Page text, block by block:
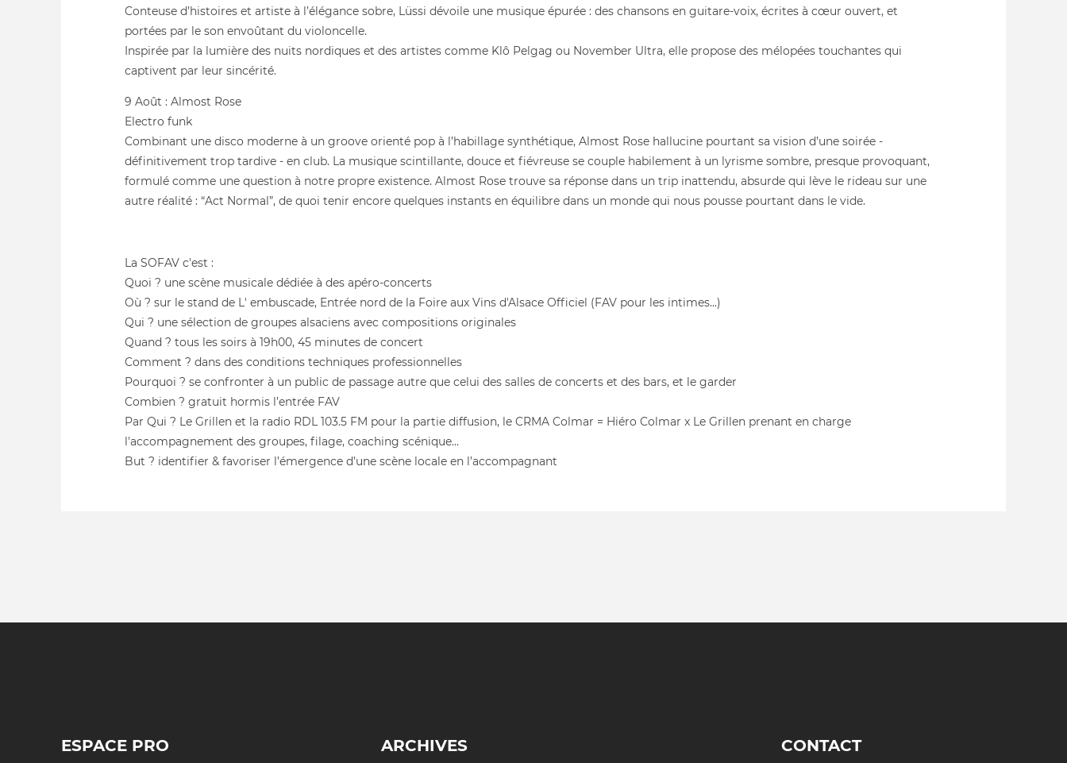
Conteuse d’histoires et artiste à l’élégance sobre, Lüssi dévoile une musique épurée : des chansons en guitare-voix, écrites à cœur ouvert, et
portées par le son envoûtant du violoncelle.
Inspirée par la lumière des nuits nordiques et des artistes comme Klô Pelgag ou November Ultra, elle propose des mélopées touchantes qui
captivent par leur sincérité.
9 Août : Almost Rose
Electro funk
Combinant une disco moderne à un groove orienté pop à l’habillage synthétique, Almost Rose hallucine pourtant sa vision d’une soirée -
définitivement trop tardive - en club. La musique scintillante, douce et fiévreuse se couple habilement à un lyrisme sombre, presque provoquant,
formulé comme une question à notre propre existence. Almost Rose trouve sa réponse dans un trip inattendu, absurde qui lève le rideau sur une
autre réalité : “Act Normal”, de quoi tenir encore quelques instants en équilibre dans un monde qui nous pousse pourtant dans le vide.
La SOFAV c'est :
Quoi ? une scène musicale dédiée à des apéro-concerts
Où ? sur le stand de L' embuscade, Entrée nord de la Foire aux Vins d'Alsace Officiel (FAV pour les intimes...)
Qui ? une sélection de groupes alsaciens avec compositions originales
Quand ? tous les soirs à 19h00, 45 minutes de concert
Comment ? dans des conditions techniques professionnelles
Pourquoi ? se confronter à un public de passage autre que celui des salles de concerts et des bars, et le garder
Combien ? gratuit hormis l’entrée FAV
Par Qui ? Le Grillen et la radio RDL 103.5 FM pour la partie diffusion, le CRMA Colmar = Hiéro Colmar x Le Grillen prenant en charge
l'accompagnement des groupes, filage, coaching scénique...
But ? identifier & favoriser l’émergence d’une scène locale en l’accompagnant
ESPACE PRO ARCHIVES CONTACT